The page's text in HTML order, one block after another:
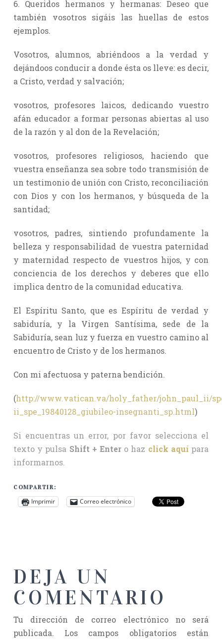
6. Queridos hermanos y hermanas: Deseo que
también vosotros sigáis las huellas de estos
ejemplos.
Vosotros, alumnos, abriéndoos a la verdad y
dejándoos conducir a donde ésta os lleve: es decir,
a Cristo, verdad y salvación;
vosotros, profesores laicos, dedicando vuestro
afán educador a formar personas abiertas al uso
de la razón y al don de la Revelación;
vosotros, profesores religiosos, haciendo que
vuestra enseñanza sea sobre todo transmisión de
un testimonio de unión con Cristo, reconciliación
con Dios y con los hermanos, y búsqueda de la
santidad;
vosotros, padres, sintiendo profundamente la
belleza y responsabilidad de vuestra paternidad
y maternidad respecto de vuestros hijos, y con
conciencia de los derechos y deberes que ello
implica dentro de la comunidad educativa.
El Espíritu Santo, que es Espíritu de verdad y
sabiduría, y la Virgen Santísima, sede de la
Sabiduría, sean luz y fuerza en vuestro camino al
encuentro de Cristo y de los hermanos.
Con mi afectuosa y paterna bendición.
(http://www.vatican.va/holy_father/john_paul_ii/
ii_spe_19840128_giubileo-insegnanti_sp.html)
Si encuentras un error, por favor selecciona el
texto y pulsa Shift + Enter o haz click aquí para
informarnos.
COMPARTIR:
Imprimir Correo electrónico
DEJA UN
COMENTARIO
Tu dirección de correo electrónico no será
publicada.
Los campos obligatorios están